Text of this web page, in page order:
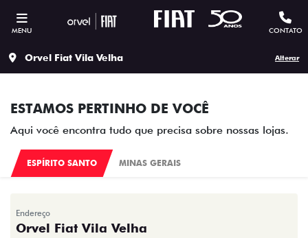
MENU CONTATO
Orvel Fiat Vila Velha Alterar
ESTAMOS PERTINHO DE VOCÊ
Aqui você encontra tudo que precisa sobre nossas lojas.
ESPÍRITO SANTO MINAS GERAIS
Endereço
Orvel Fiat Vila Velha